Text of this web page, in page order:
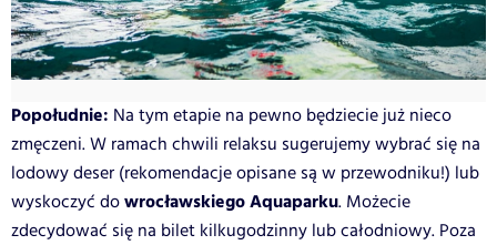
Popołudnie: Na tym etapie na pewno będziecie już nieco
zmęczeni. W ramach chwili relaksu sugerujemy wybrać się na
lodowy deser (rekomendacje opisane są w przewodniku!) lub
wyskoczyć dowrocławskiego Aquaparku. Możecie
zdecydować się na bilet kilkugodzinny lub całodniowy. Poza